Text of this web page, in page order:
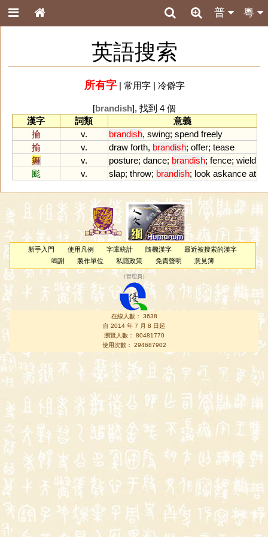
粵
普
英語搜索
所有字| 常用字| 冷僻字
[brandish], 找到 4 個
漢字
詞類
意義
掄
v. brandish, swing; spend freely
揄
v. draw forth, brandish; offer; tease
舞
v. posture; dance; brandish; fence; wield
颩
v. slap; throw; brandish; look askance at
新手入門 使用凡例 字庫統計 隨機漢字
最近被搜索的漢字
鳴謝
製作單位 私隱政策 免責聲明 意見簿
（管理員 ）
在線人數： 3638
自 2014 年 7 月 8 日起
瀏覽人數： 80481770
使用次數： 294687902